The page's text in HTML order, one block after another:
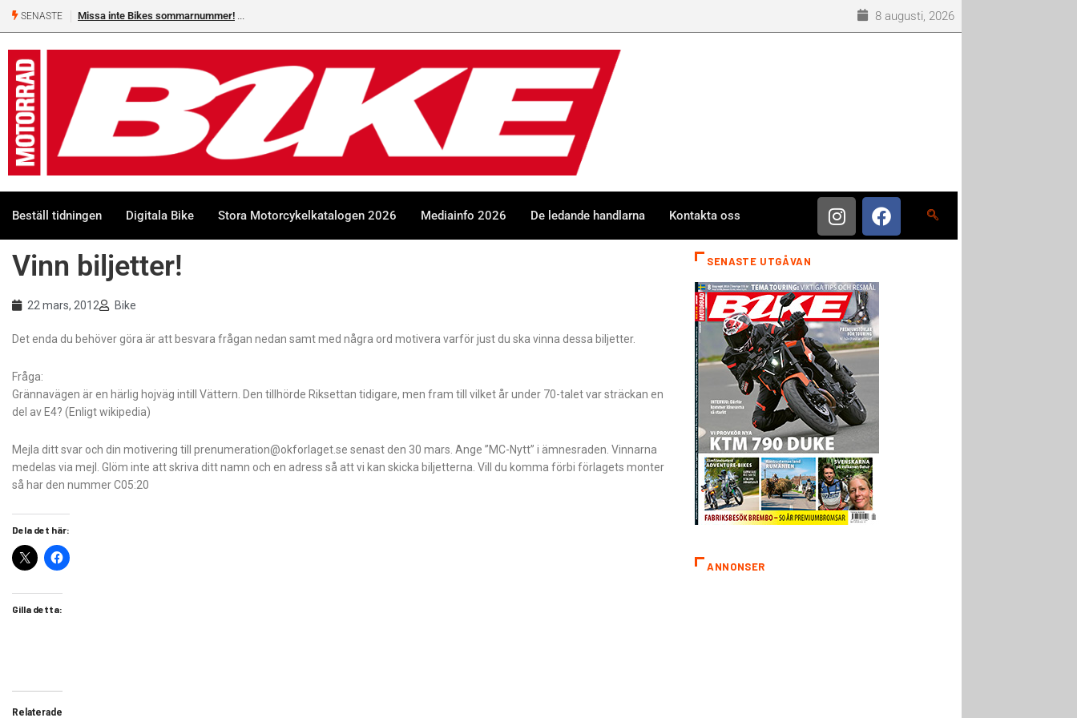
SENASTE Missa inte Bikes sommarnummer! 8 augusti, 2026
Beställ tidningen Digitala Bike Stora Motorcykelkatalogen 2026 Mediainfo 2026 De ledande handlarna Kontakta oss
Vinn biljetter!
22 mars, 2012 Bike
Det enda du behöver göra är att besvara frågan nedan samt med några ord motivera varför just du ska vinna dessa biljetter.
Fråga:
Grännavägen är en härlig hojväg intill Vättern. Den tillhörde Riksettan tidigare, men fram till vilket år under 70-talet var sträckan en
del av E4? (Enligt wikipedia)
Mejla ditt svar och din motivering till prenumeration@okforlaget.se senast den 30 mars. Ange ”MC-Nytt” i ämnesraden. Vinnarna
medelas via mejl. Glöm inte att skriva ditt namn och en adress så att vi kan skicka biljetterna. Vill du komma förbi förlagets monter
så har den nummer C05:20
Dela det här:
Gilla detta:
Relaterade
SENASTE UTGÅVAN
ANNONSER